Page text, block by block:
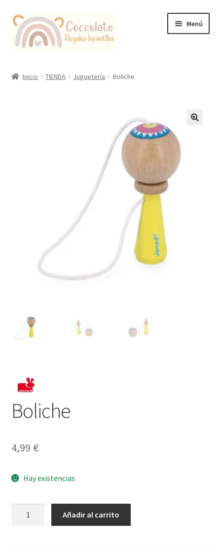
Ir
la
Ir
contenido
Menú
Inicio TIENDA Juguetería Boliche
Boliche
4,99 €
Hay existencias
Añadir al carrito